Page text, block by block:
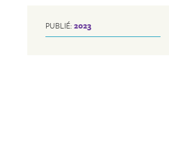
PUBLIÉ: 2023